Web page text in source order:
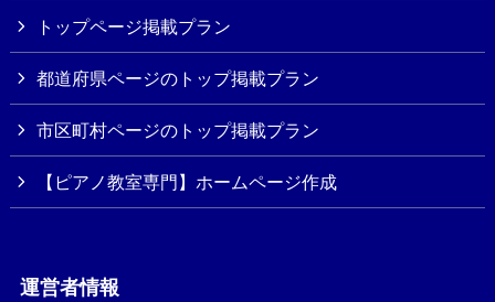
トップページ掲載プラン
都道府県ページのトップ掲載プラン
市区町村ページのトップ掲載プラン
【ピアノ教室専門】ホームページ作成
運営者情報